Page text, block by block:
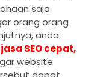
saja
orang orang
anda
jasa SEO cepat,
website